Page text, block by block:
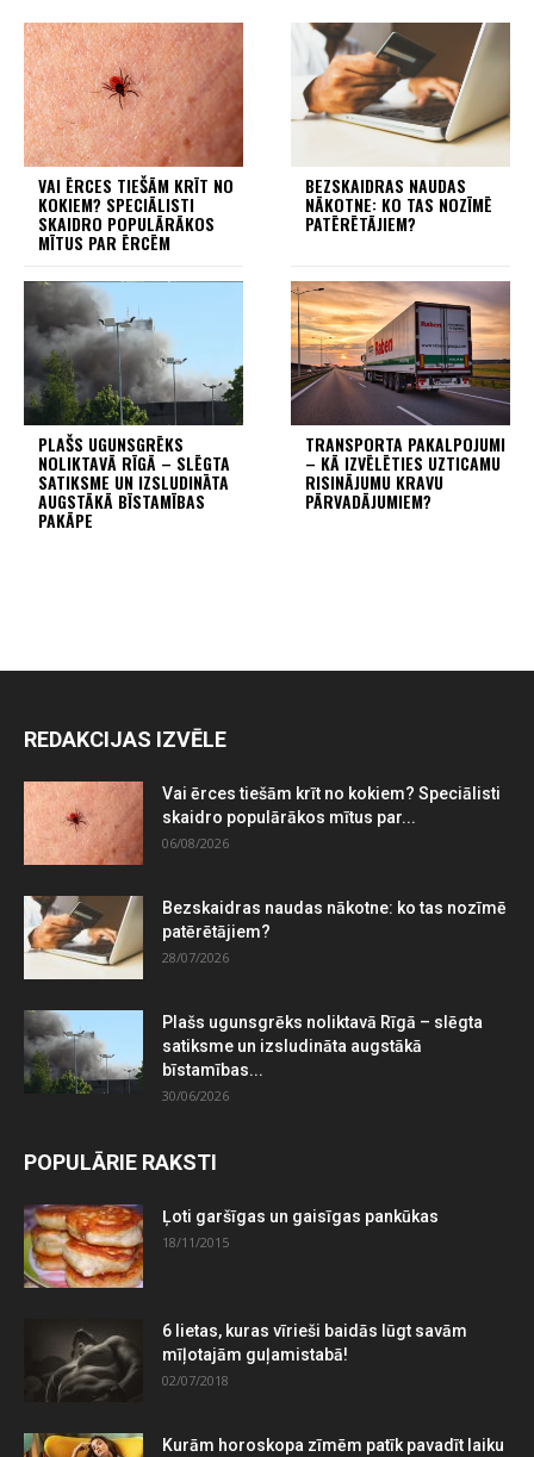
VAI ĒRCES TIEŠĀM KRĪT NO
KOKIEM? SPECIĀLISTI
SKAIDRO POPULĀRĀKOS
MĪTUS PAR ĒRCĒM
BEZSKAIDRAS NAUDAS
NĀKOTNE: KO TAS NOZĪMĒ
PATĒRĒTĀJIEM?
PLAŠS UGUNSGRĒKS
NOLIKTAVĀ RĪGĀ – SLĒGTA
SATIKSME UN IZSLUDINĀTA
AUGSTĀKĀ BĪSTAMĪBAS
PAKĀPE
TRANSPORTA PAKALPOJUMI
– KĀ IZVĒLĒTIES UZTICAMU
RISINĀJUMU KRAVU
PĀRVADĀJUMIEM?
REDAKCIJAS IZVĒLE
Vai ērces tiešām krīt no kokiem? Speciālisti
skaidro populārākos mītus par...
06/08/2026
Bezskaidras naudas nākotne: ko tas nozīmē
patērētājiem?
28/07/2026
Plašs ugunsgrēks noliktavā Rīgā – slēgta
satiksme un izsludināta augstākā
bīstamības...
30/06/2026
POPULĀRIE RAKSTI
Ļoti garšīgas un gaisīgas pankūkas
18/11/2015
6 lietas, kuras vīrieši baidās lūgt savām
mīļotajām guļamistabā!
02/07/2018
Kurām horoskopa zīmēm patīk pavadīt laiku